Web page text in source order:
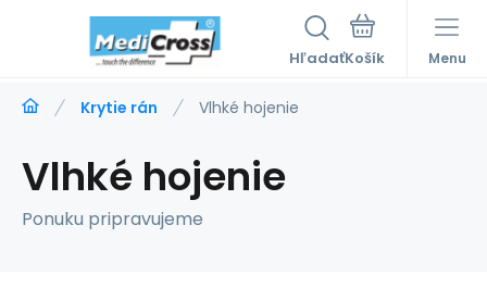
Hľadať Menu
Krytie rán Vlhké hojenie
Vlhké hojenie
Ponuku pripravujeme